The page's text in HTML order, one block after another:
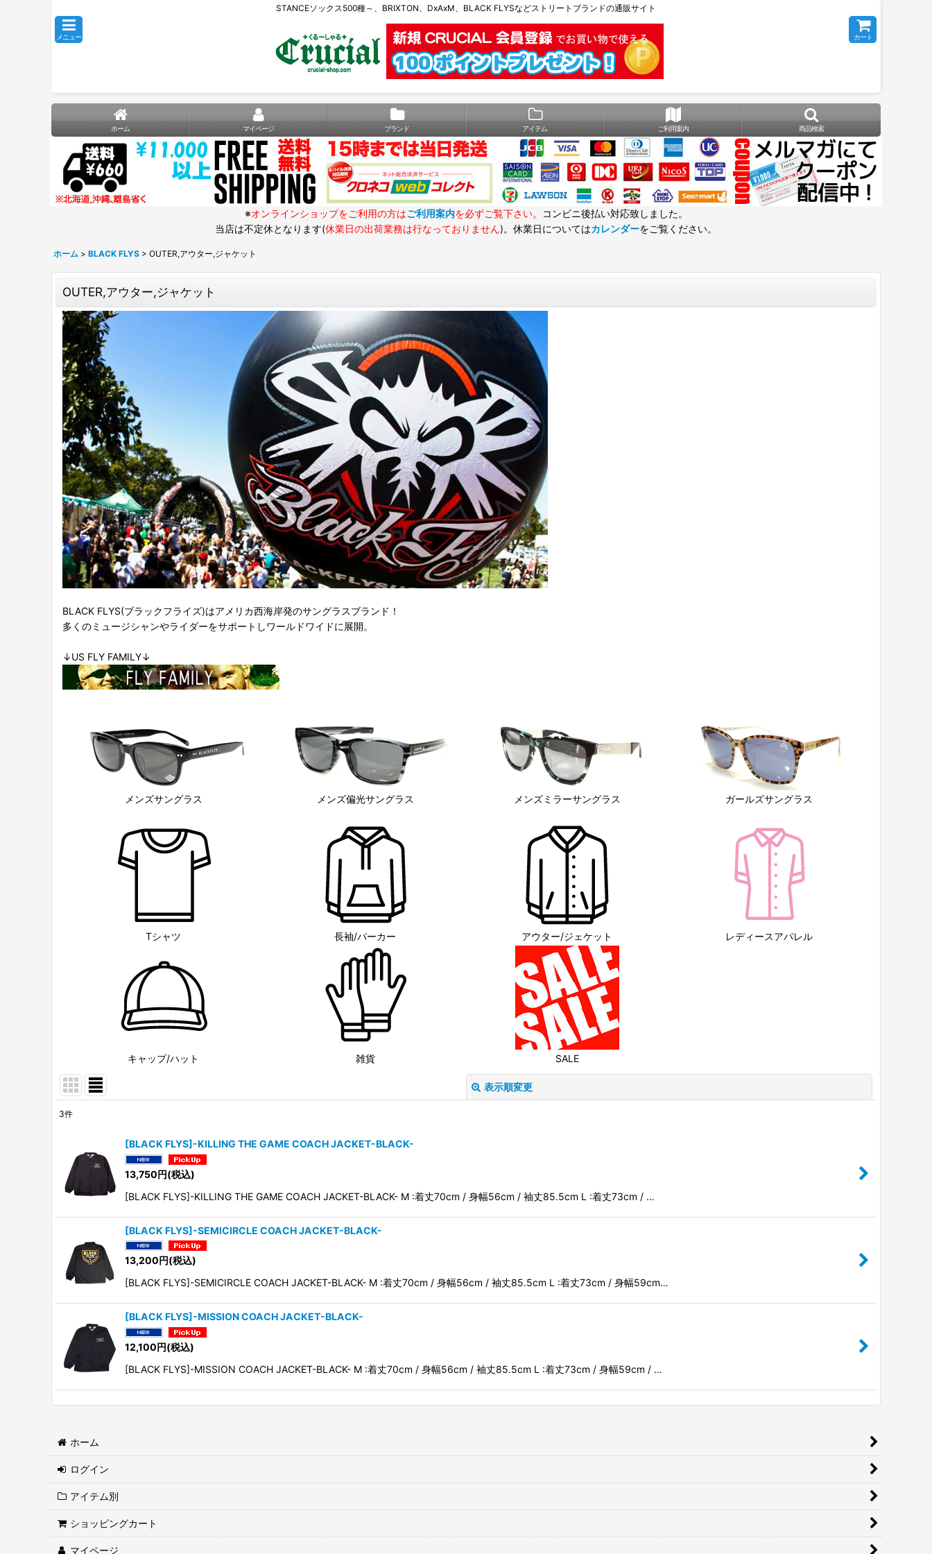
STANCEソックス500種～、BRIXTON、DxAxM、BLACK FLYSなどストリートブランドの通販サイト
メニュー カート
ホーム マイページ ブランド アイテム ご利用案内 商品検索
※オンラインショップをご利用の方はご利用案内を必ずご覧下さい。
コンビニ後払い対応致しました。
当店は不定休となります(休業日の出荷業務は行なっておりません)。休業日についてはカレンダーをご覧ください。
ホーム > BLACK FLYS > OUTER,アウター,ジャケット
OUTER,アウター,ジャケット
BLACK FLYS(ブラックフライズ)はアメリカ西海岸発のサングラスブランド！
多くのミュージシャンやライダーをサポートしワールドワイドに展開。
↓US FLY FAMILY↓
メンズサングラス メンズ偏光サングラス メンズミラーサングラス ガールズサングラス
Tシャツ 長袖/パーカー アウター/ジェケット レディースアパレル
キャップ/ハット 雑貨 SALE
表示順変更
並び順:
絞り込む
3件
[BLACK FLYS]-KILLING THE GAME COACH JACKET-BLACK-
13,750円(税込)
[BLACK FLYS]-KILLING THE GAME COACH JACKET-BLACK- M :着丈70cm / 身幅56cm / 袖丈85.5cm L :着丈73cm / …
[BLACK FLYS]-SEMICIRCLE COACH JACKET-BLACK-
13,200円(税込)
[BLACK FLYS]-SEMICIRCLE COACH JACKET-BLACK- M :着丈70cm / 身幅56cm / 袖丈85.5cm L :着丈73cm / 身幅59cm…
[BLACK FLYS]-MISSION COACH JACKET-BLACK-
12,100円(税込)
[BLACK FLYS]-MISSION COACH JACKET-BLACK- M :着丈70cm / 身幅56cm / 袖丈85.5cm L :着丈73cm / 身幅59cm / …
ホーム
ログイン
アイテム別
ショッピングカート
マイページ